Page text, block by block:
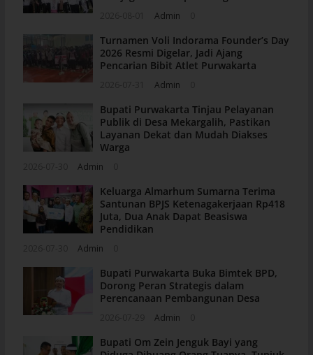
Admin
Turnamen Voli Indorama Founder’s Day
2026 Resmi Digelar, Jadi Ajang
Pencarian Bibit Atlet Purwakarta
Admin
Bupati Purwakarta Tinjau Pelayanan
Publik di Desa Mekargalih, Pastikan
Layanan Dekat dan Mudah Diakses
Warga
Admin
Keluarga Almarhum Sumarna Terima
Santunan BPJS Ketenagakerjaan Rp418
Juta, Dua Anak Dapat Beasiswa
Pendidikan
Admin
Bupati Purwakarta Buka Bimtek BPD,
Dorong Peran Strategis dalam
Perencanaan Pembangunan Desa
Admin
Bupati Om Zein Jenguk Bayi yang